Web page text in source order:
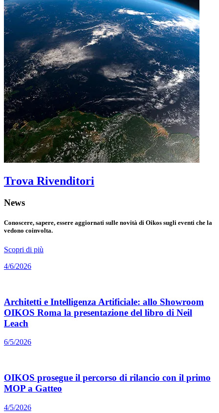
Trova Rivenditori
News
Conoscere, sapere, essere aggiornati sulle novità di Oikos sugli eventi che la
vedono coinvolta.
Scopri di più
4/6/2026
Architetti e Intelligenza Artificiale: allo Showroom
OIKOS Roma la presentazione del libro di Neil
Leach
6/5/2026
OIKOS prosegue il percorso di rilancio con il primo
MOP a Gatteo
4/5/2026